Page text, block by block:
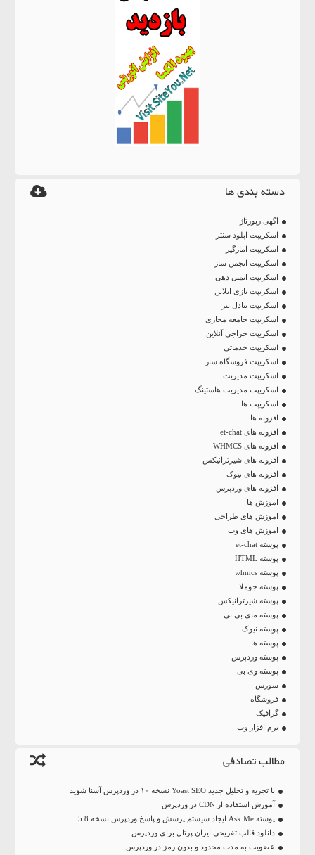
دسته بندی ها
آگهی رپورتاژ
اسکریپت اپلود سنتر
اسکریپت امارگیر
اسکریپت انجمن ساز
اسکریپت ایمیل دهی
اسکریپت بازی انلاین
اسکریپت تبادل بنر
اسکریپت جامعه مجازی
اسکریپت حراجی آنلاین
اسکریپت خدماتی
اسکریپت فروشگاه ساز
اسکریپت مدیریت
اسکریپت مدیریت هاستینگ
اسکریپت ها
افزونه ها
افزونه های et-chat
افزونه های WHMCS
افزونه های شیرترانیکس
افزونه های نیوک
افزونه های وردپرس
اموزش ها
اموزش های طراحی
اموزش های وب
پوسته et-chat
پوسته HTML
پوسته whmcs
پوسته جوملا
پوسته شیرترانیکس
پوسته مای بی بی
پوسته نیوک
پوسته ها
پوسته وردپرس
پوسته وی بی
سورس
فروشگاه
گرافیک
نرم افزار وب
مطالب تصادفی
با تجزیه و تحلیل جدید Yoast SEO نسخه ۱۰ در وردپرس آشنا شوید
آموزش استفاده از CDN در وردپرس
پوسته Ask Me ایجاد سیستم پرسش و پاسخ وردپرس نسخه 5.8
دانلود قالب تفریحی ایران پرتال برای وردپرس
عضویت به مدت محدود و بدون رمز در وردپرس